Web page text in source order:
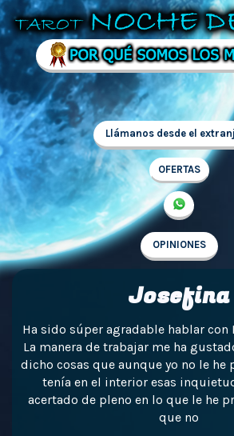
Llámanos desde el
OFERTAS
OPINIONES
Josefina
Ha sido súper agradable hablar con
La manera de trabajar me ha
dicho cosas que aunque yo no le
tenía en el interior esas
acertado de pleno en lo que le he
que no